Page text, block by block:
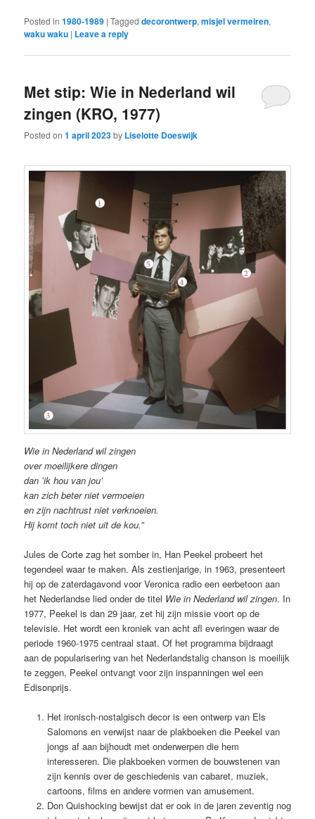
Posted in 1980-1989 |Tagged decorontwerp,misjel vermeiren,
waku waku | Leave a reply
Met stip: Wie in Nederland wil
zingen (KRO, 1977)
Posted on1 april 2023by Liselotte Doeswijk
Wie in Nederland wil zingen
over moeilijkere dingen
dan ʻik hou van jou’
kan zich beter niet vermoeien
en zijn nachtrust niet verknoeien.
Hij komt toch niet uit de kou.”
Jules de Corte zag het somber in, Han Peekel probeert het
tegendeel waar te maken. Als zestienjarige, in 1963, presenteert
hij op de zaterdagavond voor Veronica radio een eerbetoon aan
het Nederlandse lied onder de titel Wie in Nederland wil zingen. In
1977, Peekel is dan 29 jaar, zet hij zijn missie voort op de
televisie. Het wordt een kroniek van acht afl everingen waar de
periode 1960-1975 centraal staat. Of het programma bijdraagt
aan de popularisering van het Nederlandstalig chanson is moeilijk
te zeggen, Peekel ontvangt voor zijn inspanningen wel een
Edisonprijs.
Het ironisch-nostalgisch decor is een ontwerp van Els
Salomons en verwijst naar de plakboeken die Peekel van
jongs af aan bijhoudt met onderwerpen die hem
interesseren. Die plakboeken vormen de bouwstenen van
zijn kennis over de geschiedenis van cabaret, muziek,
cartoons, films en andere vormen van amusement.
Don Quishocking bewijst dat er ook in de jaren zeventig nog